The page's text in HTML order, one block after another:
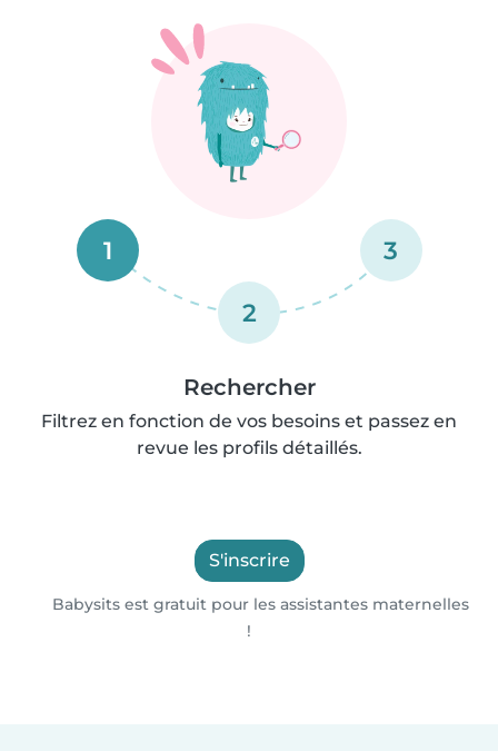
1
2
3
Rechercher
Filtrez en fonction de vos besoins et passez en
revue les profils détaillés.
S'inscrire
Babysits est gratuit pour les assistantes maternelles
!